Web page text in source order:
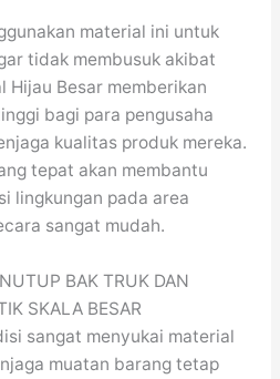
material ini untuk
tidak membusuk akibat
Hijau Besar memberikan
bagi para pengusaha
kualitas produk mereka.
tepat akan membantu
lingkungan pada area
sangat mudah.
BAK TRUK DAN
SKALA BESAR
sangat menyukai material
muatan barang tetap